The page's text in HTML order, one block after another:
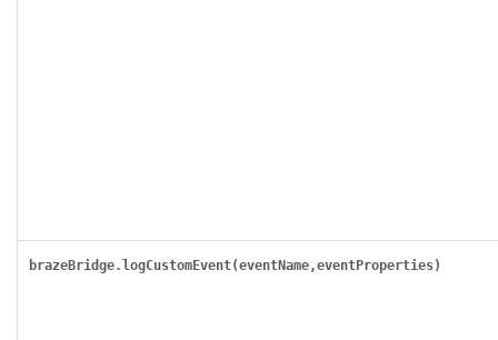
brazeBridge.logCustomEvent(eventName,eventProperties)